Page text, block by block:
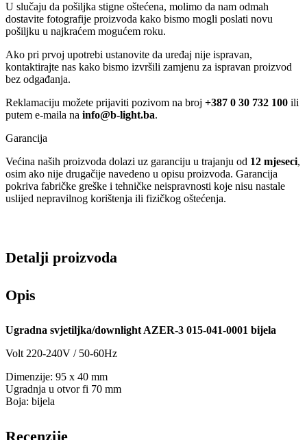
U slučaju da pošiljka stigne oštećena, molimo da nam odmah
dostavite fotografije proizvoda kako bismo mogli poslati novu
pošiljku u najkraćem mogućem roku.
Ako pri prvoj upotrebi ustanovite da uređaj nije ispravan,
kontaktirajte nas kako bismo izvršili zamjenu za ispravan proizvod
bez odgađanja.
Reklamaciju možete prijaviti pozivom na broj +387 0 30 732 100 ili
putem e-maila na info@b-light.ba.
Garancija
Većina naših proizvoda dolazi uz garanciju u trajanju od 12 mjeseci,
osim ako nije drugačije navedeno u opisu proizvoda. Garancija
pokriva fabričke greške i tehničke neispravnosti koje nisu nastale
uslijed nepravilnog korištenja ili fizičkog oštećenja.
Detalji proizvoda
Opis
Ugradna svjetiljka/downlight AZER-3 015-041-0001 bijela
Volt 220-240V / 50-60Hz
Dimenzije: 95 x 40 mm
Ugradnja u otvor fi 70 mm
Boja: bijela
Recenzije